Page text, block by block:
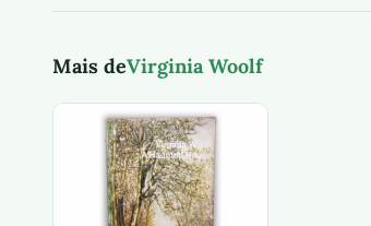
Mais deVirginia Woolf